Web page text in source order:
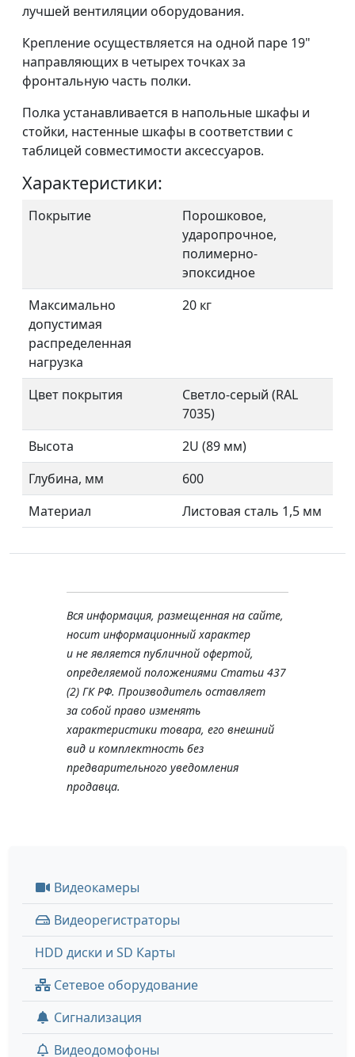
лучшей вентиляции оборудования.
Крепление осуществляется на одной паре 19"
направляющих в четырех точках за
фронтальную часть полки.
Полка устанавливается в напольные шкафы и
стойки, настенные шкафы в соответствии с
таблицей совместимости аксессуаров.
Характеристики:
Покрытие
Порошковое,
ударопрочное,
полимерно-
эпоксидное
Максимально
допустимая
распределенная
нагрузка
20 кг
Цвет покрытия
Светло-серый (RAL
7035)
Высота
2U (89 мм)
Глубина, мм
600
Материал
Листовая сталь 1,5 мм
Вся информация, размещенная на сайте,
носит информационный характер
и не является публичной офертой,
определяемой положениями Статьи 437
(2) ГК РФ. Производитель оставляет
за собой право изменять
характеристики товара, его внешний
вид и комплектность без
предварительного уведомления
продавца.
Видеокамеры
Видеорегистраторы
HDD диски и SD Карты
Сетевое оборудование
Сигнализация
Видеодомофоны